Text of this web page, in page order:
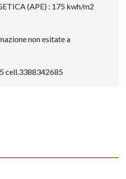
(APE) : 175 kwh/m2
non esitate a
cell.3388342685